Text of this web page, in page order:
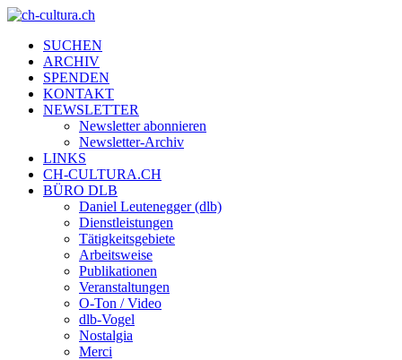
SUCHEN
ARCHIV
SPENDEN
KONTAKT
NEWSLETTER
Newsletter abonnieren
Newsletter-Archiv
LINKS
CH-CULTURA.CH
BÜRO DLB
Daniel Leutenegger (dlb)
Dienstleistungen
Tätigkeitsgebiete
Arbeitsweise
Publikationen
Veranstaltungen
O-Ton / Video
dlb-Vogel
Nostalgia
Merci